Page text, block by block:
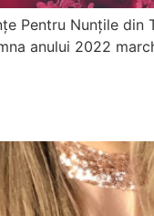
Pentru Nunțile
anului 2022